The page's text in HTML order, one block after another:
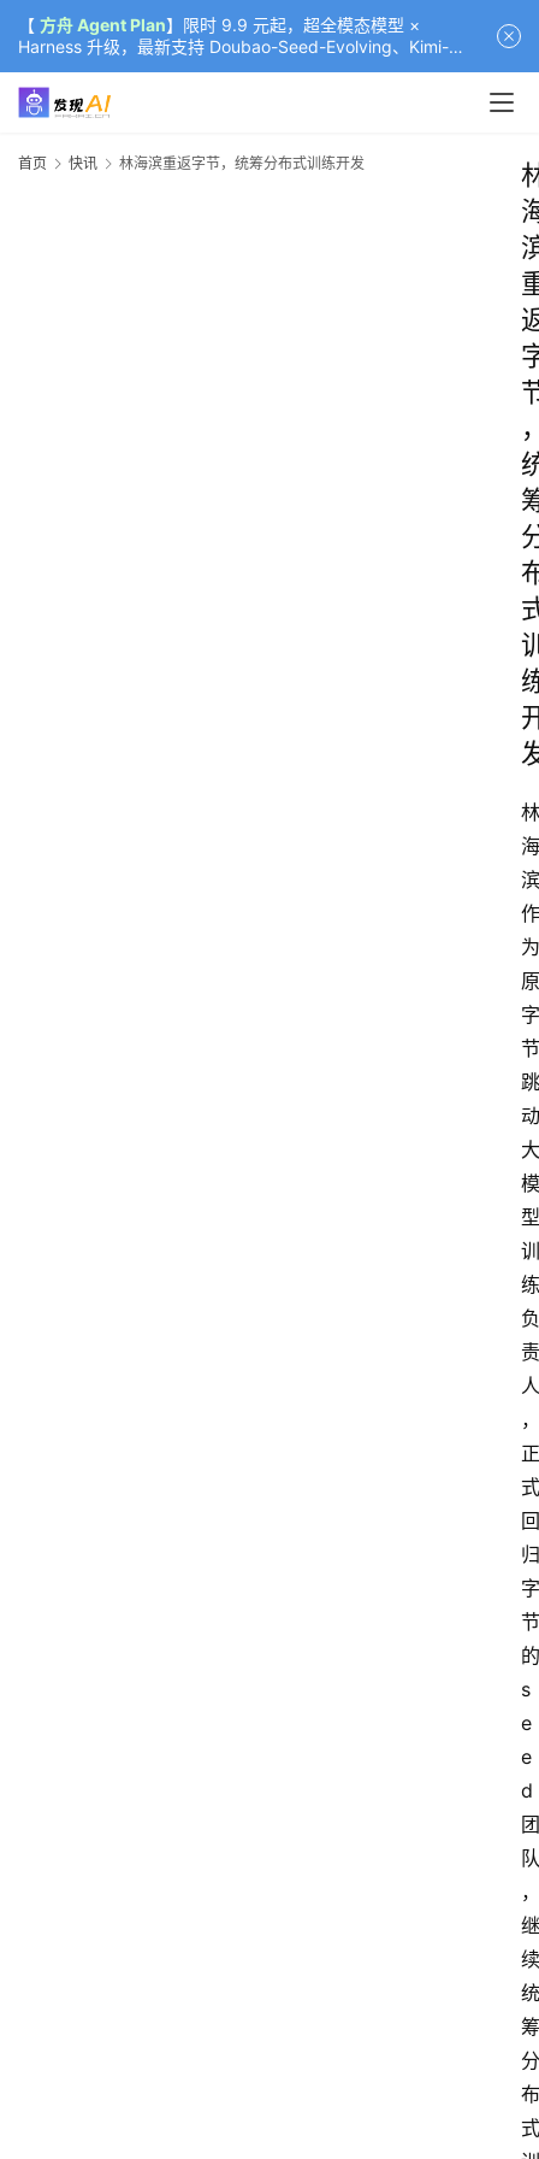
【 方舟 Agent Plan】限时 9.9 元起，超全模态模型 ×
Harness 升级，最新支持 Doubao-Seed-Evolving、Kimi-
K3（部分）、GLM-5.2
首页 快讯 林海滨重返字节，统筹分布式训练开发
林
海
滨
作
为
原
字
节
跳
动
大
模
型
训
练
负
责
人
，
正
式
回
归
字
节
的
s
e
e
d
团
队
，
继
续
统
筹
分
布
式